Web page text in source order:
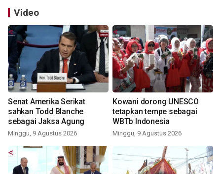
Video
Senat Amerika Serikat
sahkan Todd Blanche
sebagai Jaksa Agung
Minggu, 9 Agustus 2026
Kowani dorong UNESCO
tetapkan tempe sebagai
WBTb Indonesia
Minggu, 9 Agustus 2026